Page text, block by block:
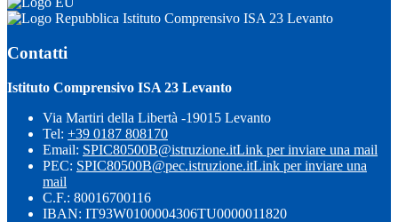
Istituto Comprensivo ISA 23 Levanto
Contatti
Istituto Comprensivo ISA 23 Levanto
Via Martiri della Libertà -19015 Levanto
Tel: +39 0187 808170
Email: SPIC80500B@istruzione.itLink per inviare una mail
PEC: SPIC80500B@pec.istruzione.itLink per inviare una
mail
C.F.: 80016700116
IBAN: IT93W0100004306TU0000011820